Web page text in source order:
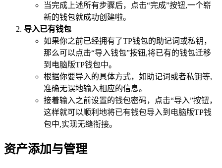
当完成上述所有步骤后，点击“完成”按钮,一个崭
新的钱包就成功创建啦。
导入已有钱包
如果你之前已经拥有了TP钱包的助记词或私钥，
那么可以点击“导入钱包”按钮,将已有的钱包迁移
到电脑版TP钱包中。
根据你要导入的具体方式，如助记词或者私钥等,
准确无误地输入相应的信息。
接着输入之前设置的钱包密码，点击“导入”按钮，
这样就可以顺利地将已有钱包导入到电脑版TP钱
包中,实现无缝衔接。
资产添加与管理